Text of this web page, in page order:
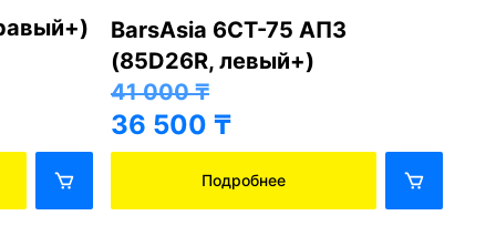
BarsAsia 6СТ-75 АПЗ
(85D26R, левый+)
41 000₸
36 500 ₸
Подробнее